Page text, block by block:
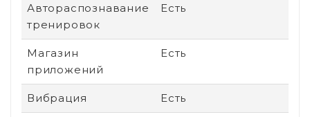
Автораспознавание
тренировок
Есть
Магазин
приложений
Есть
Вибрация Есть